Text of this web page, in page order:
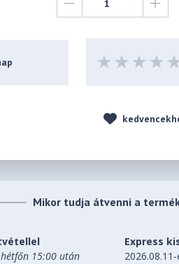
Mikor tudja átvenni a
hétfőn 15:00 után
Express
2026.08.11-